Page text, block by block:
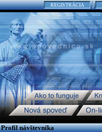
REGISTRÁCIA
Profil návštevníka